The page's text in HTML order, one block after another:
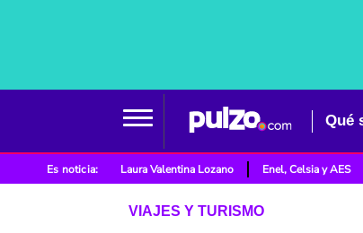
Es noticia: Laura Valentina Lozano Enel, Celsia y AES
VIAJES Y TURISMO